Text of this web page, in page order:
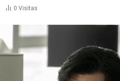
0 Visitas